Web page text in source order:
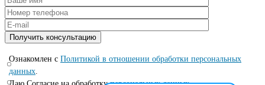
Ознакомлен с Политикой в отношении обработки персональных
данных.